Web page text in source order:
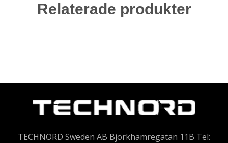
Relaterade produkter
TECHNORD Sweden AB Björkhamregatan 11B Tel: